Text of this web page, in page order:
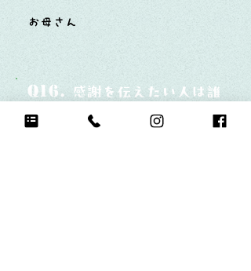
お母さん
Q16. 感謝を伝えたい人は誰？
いとこにいつも遊んでくれてあり